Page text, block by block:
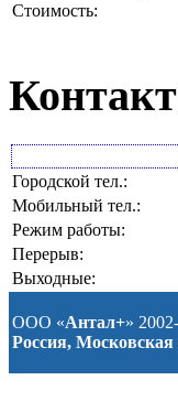
Стоимость:
Городской тел.:
Мобильный тел.:
Режим работы:
Перерыв:
Выходные:
ООО «Антал+»
Россия, Московская